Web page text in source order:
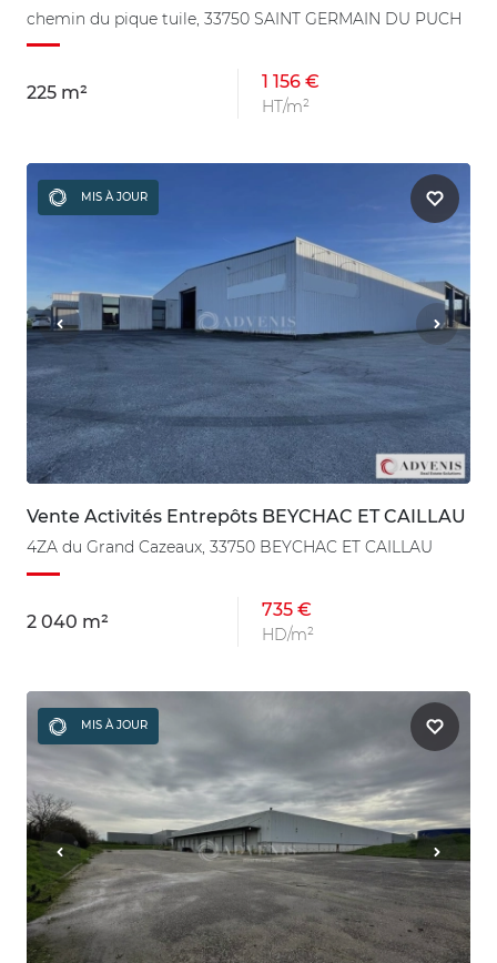
chemin du pique tuile, 33750 SAINT GERMAIN DU PUCH
225 m²
1 156 €
HT/m²
MIS À JOUR
Vente Activités Entrepôts BEYCHAC ET CAILLAU
4ZA du Grand Cazeaux, 33750 BEYCHAC ET CAILLAU
2 040 m²
735 €
HD/m²
MIS À JOUR